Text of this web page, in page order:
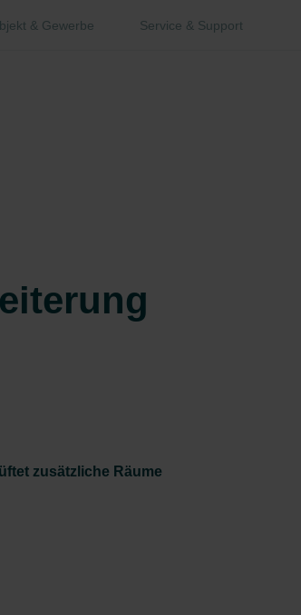
& Gewerbe Service & Support
zusätzliche Räume